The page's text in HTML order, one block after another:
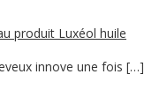
produit Luxéol huile
innove une fois […]